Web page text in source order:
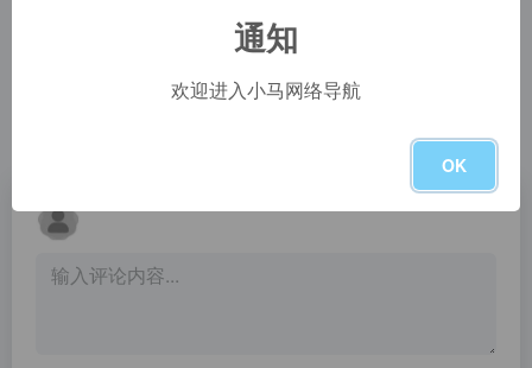
通知
欢迎进入小马网络导航
OK